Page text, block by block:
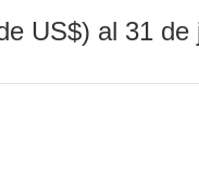
US$) al 31 de